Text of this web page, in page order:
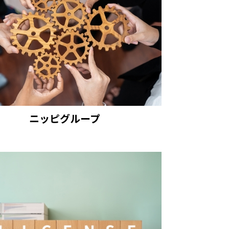
ニッピグループ